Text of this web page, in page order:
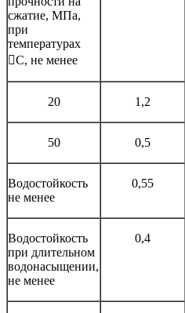
сжатие, МПа,
при
температурах
С, не менее
20 1,2
50 0,5
Водостойкость
не менее
0,55
Водостойкость
при длительном
водонасыщении,
не менее
0,4